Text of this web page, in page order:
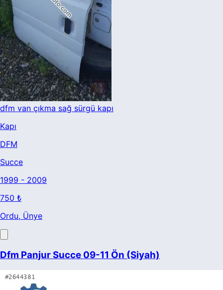
dfm van çıkma sağ sürgü kapı
Kapı
DFM
Succe
1999 - 2009
750 ₺
Ordu, Ünye
Dfm Panjur Succe 09-11 Ön (Siyah)